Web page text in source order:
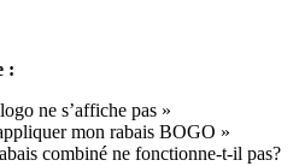
:
ne s’affiche pas »
mon rabais BOGO »
combiné ne fonctionne-t-il pas?